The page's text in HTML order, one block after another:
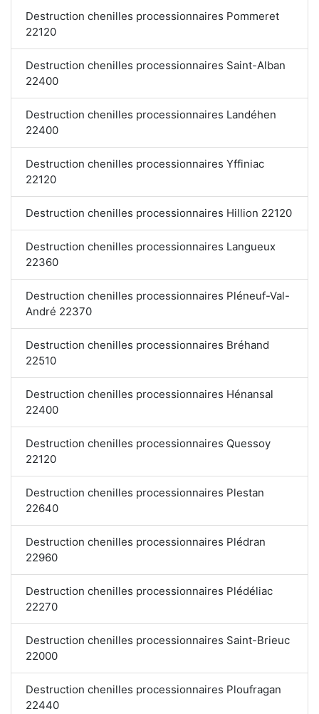
Destruction chenilles processionnaires Pommeret
22120
Destruction chenilles processionnaires Saint-Alban
22400
Destruction chenilles processionnaires Landéhen
22400
Destruction chenilles processionnaires Yffiniac
22120
Destruction chenilles processionnaires Hillion 22120
Destruction chenilles processionnaires Langueux
22360
Destruction chenilles processionnaires Pléneuf-Val-
André 22370
Destruction chenilles processionnaires Bréhand
22510
Destruction chenilles processionnaires Hénansal
22400
Destruction chenilles processionnaires Quessoy
22120
Destruction chenilles processionnaires Plestan
22640
Destruction chenilles processionnaires Plédran
22960
Destruction chenilles processionnaires Plédéliac
22270
Destruction chenilles processionnaires Saint-Brieuc
22000
Destruction chenilles processionnaires Ploufragan
22440